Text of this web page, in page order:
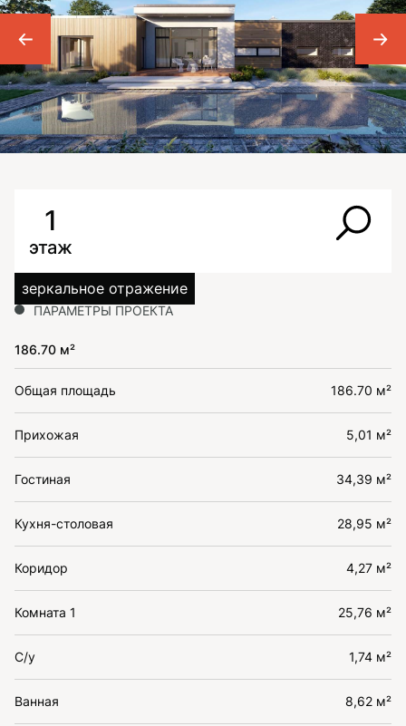
1
этаж
зеркальное отражение
ПАРАМЕТРЫ ПРОЕКТА
186.70 м²
Общая площадь 186.70 м²
Прихожая 5,01 м²
Гостиная 34,39 м²
Кухня-столовая 28,95 м²
Коридор 4,27 м²
Комната 1 25,76 м²
С/у 1,74 м²
Ванная 8,62 м²